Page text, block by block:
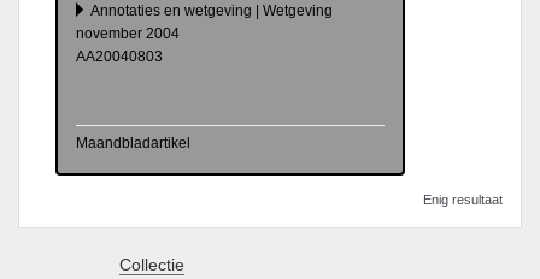
Annotaties en wetgeving | Wetgeving
november 2004
AA20040803
Maandbladartikel
Enig resultaat
Collectie